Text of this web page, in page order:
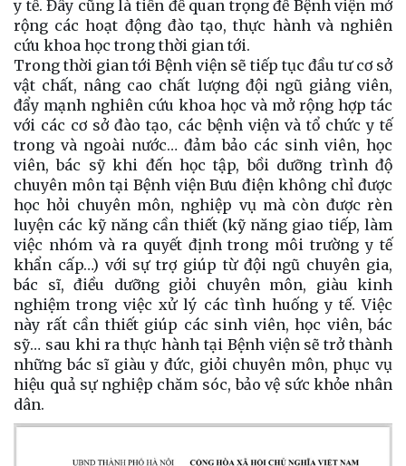
y tế. Đây cũng là tiền đề quan trọng để Bệnh viện mở
rộng các hoạt động đào tạo, thực hành và nghiên
cứu khoa học trong thời gian tới.
Trong thời gian tới Bệnh viện sẽ tiếp tục đầu tư cơ sở
vật chất, nâng cao chất lượng đội ngũ giảng viên,
đẩy mạnh nghiên cứu khoa học và mở rộng hợp tác
với các cơ sở đào tạo, các bệnh viện và tổ chức y tế
trong và ngoài nước… đảm bảo các sinh viên, học
viên, bác sỹ khi đến học tập, bồi dưỡng trình độ
chuyên môn tại Bệnh viện Bưu điện không chỉ được
học hỏi chuyên môn, nghiệp vụ mà còn được rèn
luyện các kỹ năng cần thiết (kỹ năng giao tiếp, làm
việc nhóm và ra quyết định trong môi trường y tế
khẩn cấp…) với sự trợ giúp từ đội ngũ chuyên gia,
bác sĩ, điều dưỡng giỏi chuyên môn, giàu kinh
nghiệm trong việc xử lý các tình huống y tế. Việc
này rất cần thiết giúp các sinh viên, học viên, bác
sỹ… sau khi ra thực hành tại Bệnh viện sẽ trở thành
những bác sĩ giàu y đức, giỏi chuyên môn, phục vụ
hiệu quả sự nghiệp chăm sóc, bảo vệ sức khỏe nhân
dân.